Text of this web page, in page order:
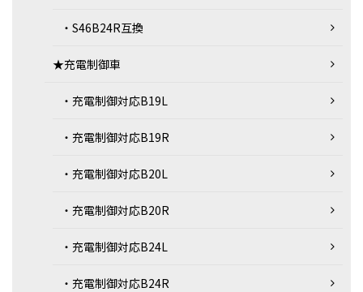
・S46B24R互換
★充電制御車
・充電制御対応B19L
・充電制御対応B19R
・充電制御対応B20L
・充電制御対応B20R
・充電制御対応B24L
・充電制御対応B24R